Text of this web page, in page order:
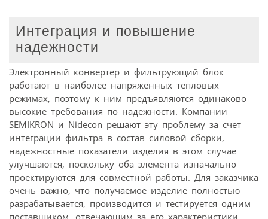
Интеграция и повышение
надежности
Электронный конвертер и фильтрующий блок
работают в наиболее напряженных тепловых
режимах, поэтому к ним предъявляются одинаково
высокие требования по надежности. Компании
SEMIKRON и Nidecon решают эту проблему за счет
интеграции фильтра в состав силовой сборки,
надежностные показатели изделия в этом случае
улучшаются, поскольку оба элемента изначально
проектируются для совместной работы. Для заказчика
очень важно, что получаемое изделие полностью
разрабатывается, производится и тестируется одним